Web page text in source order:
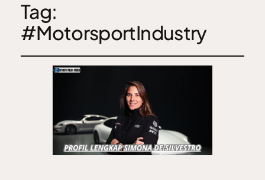
Tag:
#MotorsportIndustry